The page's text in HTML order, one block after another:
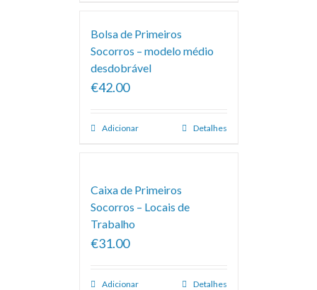
Bolsa de Primeiros
Socorros – modelo médio
desdobrável
€42.00
Adicionar Detalhes
Caixa de Primeiros
Socorros – Locais de
Trabalho
€31.00
Adicionar Detalhes